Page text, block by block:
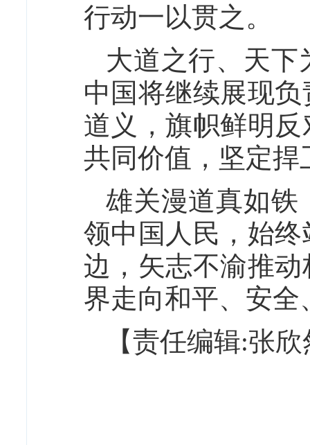
行动一以贯之。
大道之行、天下
中国将继续展现
道义，旗帜鲜明
共同价值，坚定
雄关漫道真如铁
领中国人民，始
边，矢志不渝推
界走向和平、安
【责任编辑:张